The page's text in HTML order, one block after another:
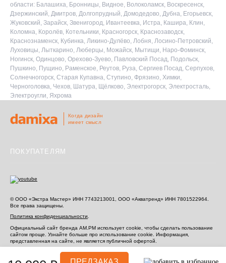
области: Балашиха, Бронницы, Видное, Волоколамск, Воскресенск,
Дзержинский, Дмитров, Долгопрудный, Домодедово, Дубна, Егорьевск,
Жуковский, Зарайск, Звенигород, Ивантеевка, Истра, Кашира, Клин,
Коломна, Королёв, Котельники, Красногорск, Краснозаводск,
Краснознаменск, Кубинка, Ликино-Дулёво, Лобня, Лосино-Петровский,
Луховицы, Лыткарино, Люберцы, Можайск, Мытищи, Наро-Фоминск,
Ногинск, Одинцово, Орехово-Зуево, Павловский Посад, Подольск,
Пушкино, Пущино, Раменское, Реутов, Руза, Сергиев Посад, Серпухов,
Солнечногорск, Старая Купавна, Ступино, Фрязино, Химки,
Черноголовка, Чехов, Шатура, Щёлково, Электрогорск, Электросталь,
Электроугли, Яхрома
Когда дизайн
имеет смысл
ПОКУПАТЕЛЯМ
© ООО «Экстра Мастер» ИНН 7743213001, ООО «Акватренд» ИНН 7801522964.
Все права защищены.
Политика конфиденциальности
Официальный сайт бренда AM.PM использует cookie, чтобы сделать пользование
сайтом проще. Узнайте больше про использование cookie. Информация,
представленная на сайте, не является публичной офертой.
Информация, представленная на сайте, не является публичной офертой.